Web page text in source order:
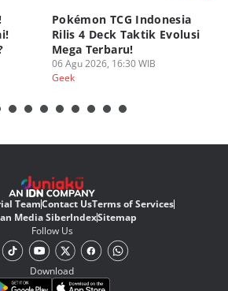
Pokémon TCG Indonesia
Rilis 4 Deck Taktik Evolusi
Mega Terbaru!
06 Agu 2026, 16:30 WIB
Geek
TeamContact UsTerms of Services
Media SiberIndexSitemap
Follow Us
Download